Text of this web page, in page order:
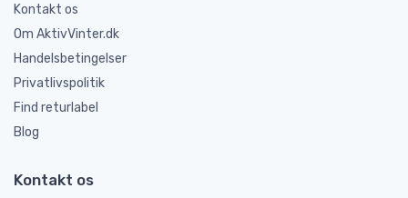
Kontakt os
Om AktivVinter.dk
Handelsbetingelser
Privatlivspolitik
Find returlabel
Blog
Kontakt os